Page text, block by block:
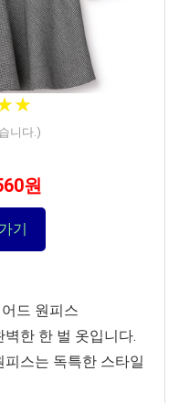
★
★
니다.)
원
기
드 원피스
한 한 벌 옷입니다.
스는 독특한 스타일